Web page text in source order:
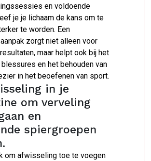
en voldoende
je je lichaam de kans om te
te worden. Een
zorgt niet alleen voor
maar helpt ook bij het
en het behouden van
in het beoefenen van sport.
in je
om verveling
en
spiergroepen
om afwisseling toe te voegen